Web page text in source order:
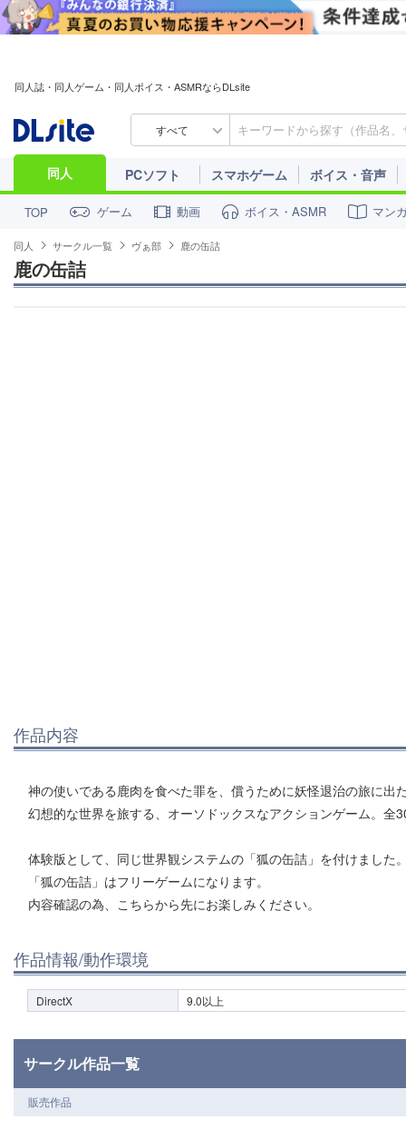
同人誌・同人ゲーム・同人ボイス・ASMRならDLsite
すべて
同人 PCソフト スマホゲーム ボイス・音声
TOP ゲーム 動画 ボイス・ASMR マン
同人 サークル一覧 ヴぁ部 鹿の缶詰
鹿の缶詰
作品内容
神の使いである鹿肉を食べた罪を、償うために妖怪退治の旅に出
幻想的な世界を旅する、オーソドックスなアクションゲーム。全
体験版として、同じ世界観システムの「狐の缶詰」を付けました
「狐の缶詰」はフリーゲームになります。
内容確認の為、こちらから先にお楽しみください。
作品情報/動作環境
DirectX 9.0以上
サークル作品一覧
販売作品